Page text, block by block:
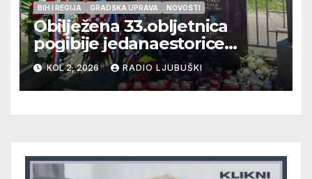
BIH I REGIJA GRADSKA UPRAVA NOVOSTI
Obilježena 33.obljetnica
pogibije jedanaestorice
ljubuških branitelja
KOL 2, 2026 RADIO LJUBUŠKI